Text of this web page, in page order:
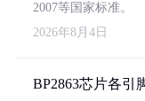
2007等国家标准。
2026年8月4日
BP2863芯片各引